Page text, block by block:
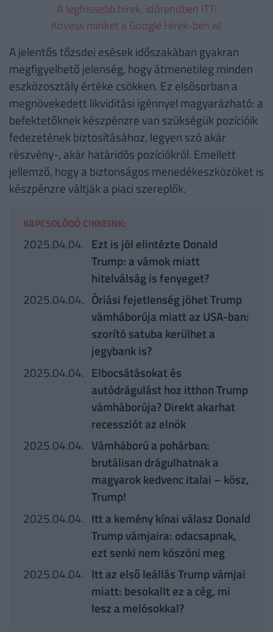
A legfrissebb hírek, időrendben ITT!
Kövess minket a Google Hírek-ben is!
A jelentős tőzsdei esések időszakában gyakran
megfigyelhető jelenség, hogy átmenetileg minden
eszközosztály értéke csökken. Ez elsősorban a
megnövekedett likviditási igénnyel magyarázható: a
befektetőknek készpénzre van szükségük pozícióik
fedezetének biztosításához, legyen szó akár
részvény-, akár határidős pozíciókról. Emellett
jellemző, hogy a biztonságos menedékeszközöket is
készpénzre váltják a piaci szereplők.
KAPCSOLÓDÓ CIKKEINK:
2025.04.04. Ezt is jól elintézte Donald
Trump: a vámok miatt
hitelválság is fenyeget?
2025.04.04. Óriási fejetlenség jöhet Trump
vámháborúja miatt az USA-ban:
szorító satuba kerülhet a
jegybank is?
2025.04.04. Elbocsátásokat és
autódrágulást hoz itthon Trump
vámháborúja? Direkt akarhat
recessziót az elnök
2025.04.04. Vámháború a pohárban:
brutálisan drágulhatnak a
magyarok kedvenc italai – kösz,
Trump!
2025.04.04. Itt a kemény kínai válasz Donald
Trump vámjaira: odacsapnak,
ezt senki nem köszöni meg
2025.04.04. Itt az első leállás Trump vámjai
miatt: besokallt ez a cég, mi
lesz a melósokkal?